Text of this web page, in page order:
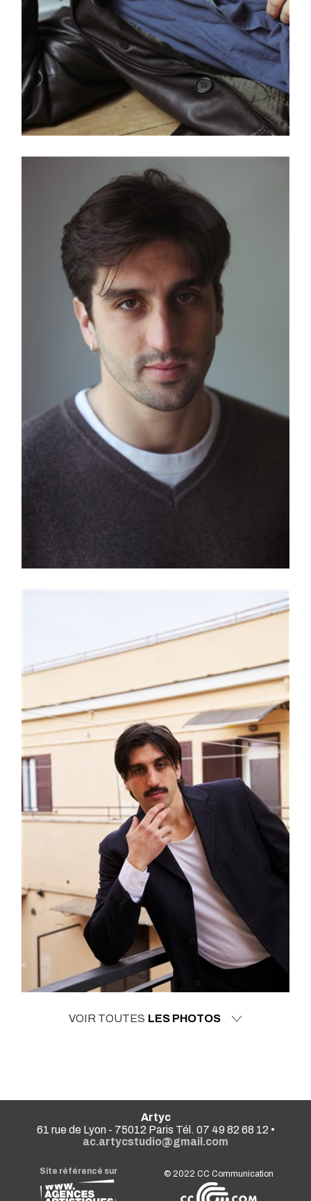
VOIR TOUTES LES PHOTOS
Artyc
61 rue de Lyon - 75012 Paris Tél. 07 49 82 68 12 •
ac.artycstudio@gmail.com
Site référencé sur © 2022CC Communication